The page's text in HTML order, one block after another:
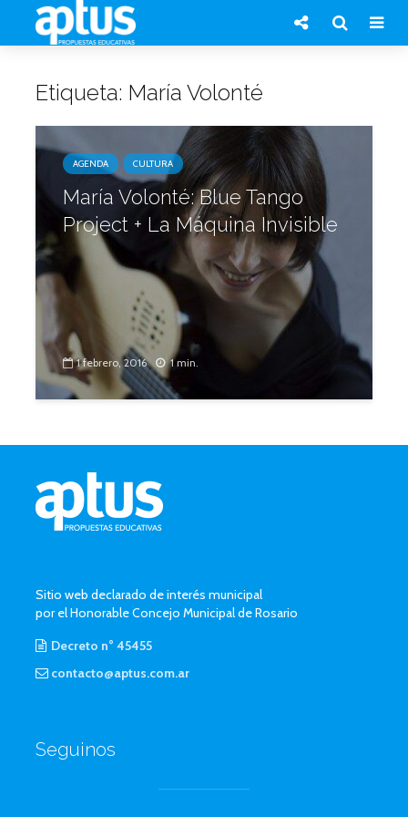
Etiqueta: María Volonté
AGENDA CULTURA
María Volonté: Blue Tango
Project + La Máquina Invisible
1 febrero, 2016 1 min.
Sitio web declarado de interés municipal
por el Honorable Concejo Municipal de Rosario
Decreto n° 45455
contacto@aptus.com.ar
Seguinos